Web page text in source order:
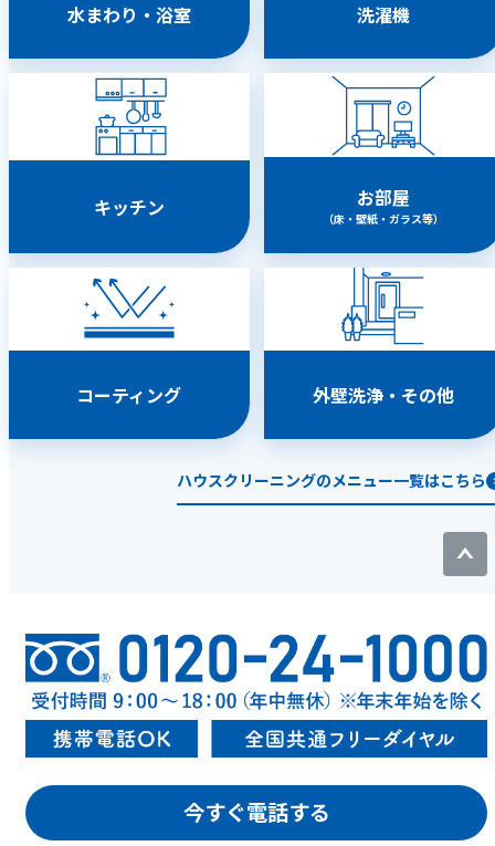
水まわり・浴室 洗濯機
キッチン お部屋
（床・壁紙・ガラス等）
コーティング 外壁洗浄・その他
ハウスクリーニングのメニュー一覧はこちら
今すぐ電話する